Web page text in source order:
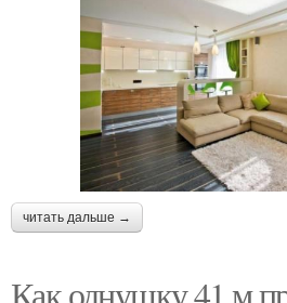
читать дальше →
Как однушку 41 м